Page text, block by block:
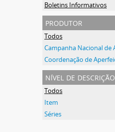
Boletins Informativos
produtor
Todos
nível de descrição
Todos
Item
Séries